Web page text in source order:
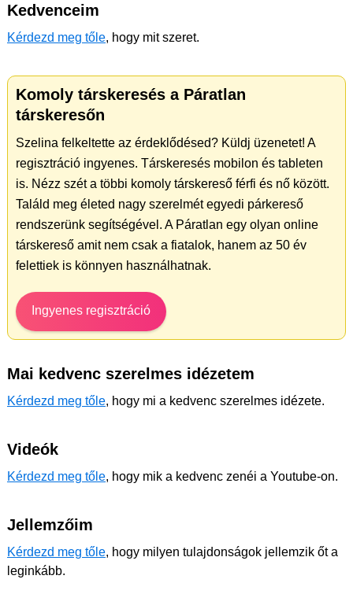
Kedvenceim
Kérdezd meg tőle, hogy mit szeret.
Komoly társkeresés a Páratlan
társkeresőn
Szelina felkeltette az érdeklődésed? Küldj üzenetet! A
regisztráció ingyenes. Társkeresés mobilon és tableten
is. Nézz szét a többi komoly társkereső férfi és nő között.
Találd meg életed nagy szerelmét egyedi párkereső
rendszerünk segítségével. A Páratlan egy olyan online
társkereső amit nem csak a fiatalok, hanem az 50 év
felettiek is könnyen használhatnak.
Ingyenes regisztráció
Mai kedvenc szerelmes idézetem
Kérdezd meg tőle, hogy mi a kedvenc szerelmes idézete.
Videók
Kérdezd meg tőle, hogy mik a kedvenc zenéi a Youtube-on.
Jellemzőim
Kérdezd meg tőle, hogy milyen tulajdonságok jellemzik őt a
leginkább.